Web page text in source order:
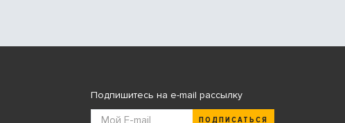
Подпишитесь на e-mail рассылку
ПОДПИСАТЬСЯ